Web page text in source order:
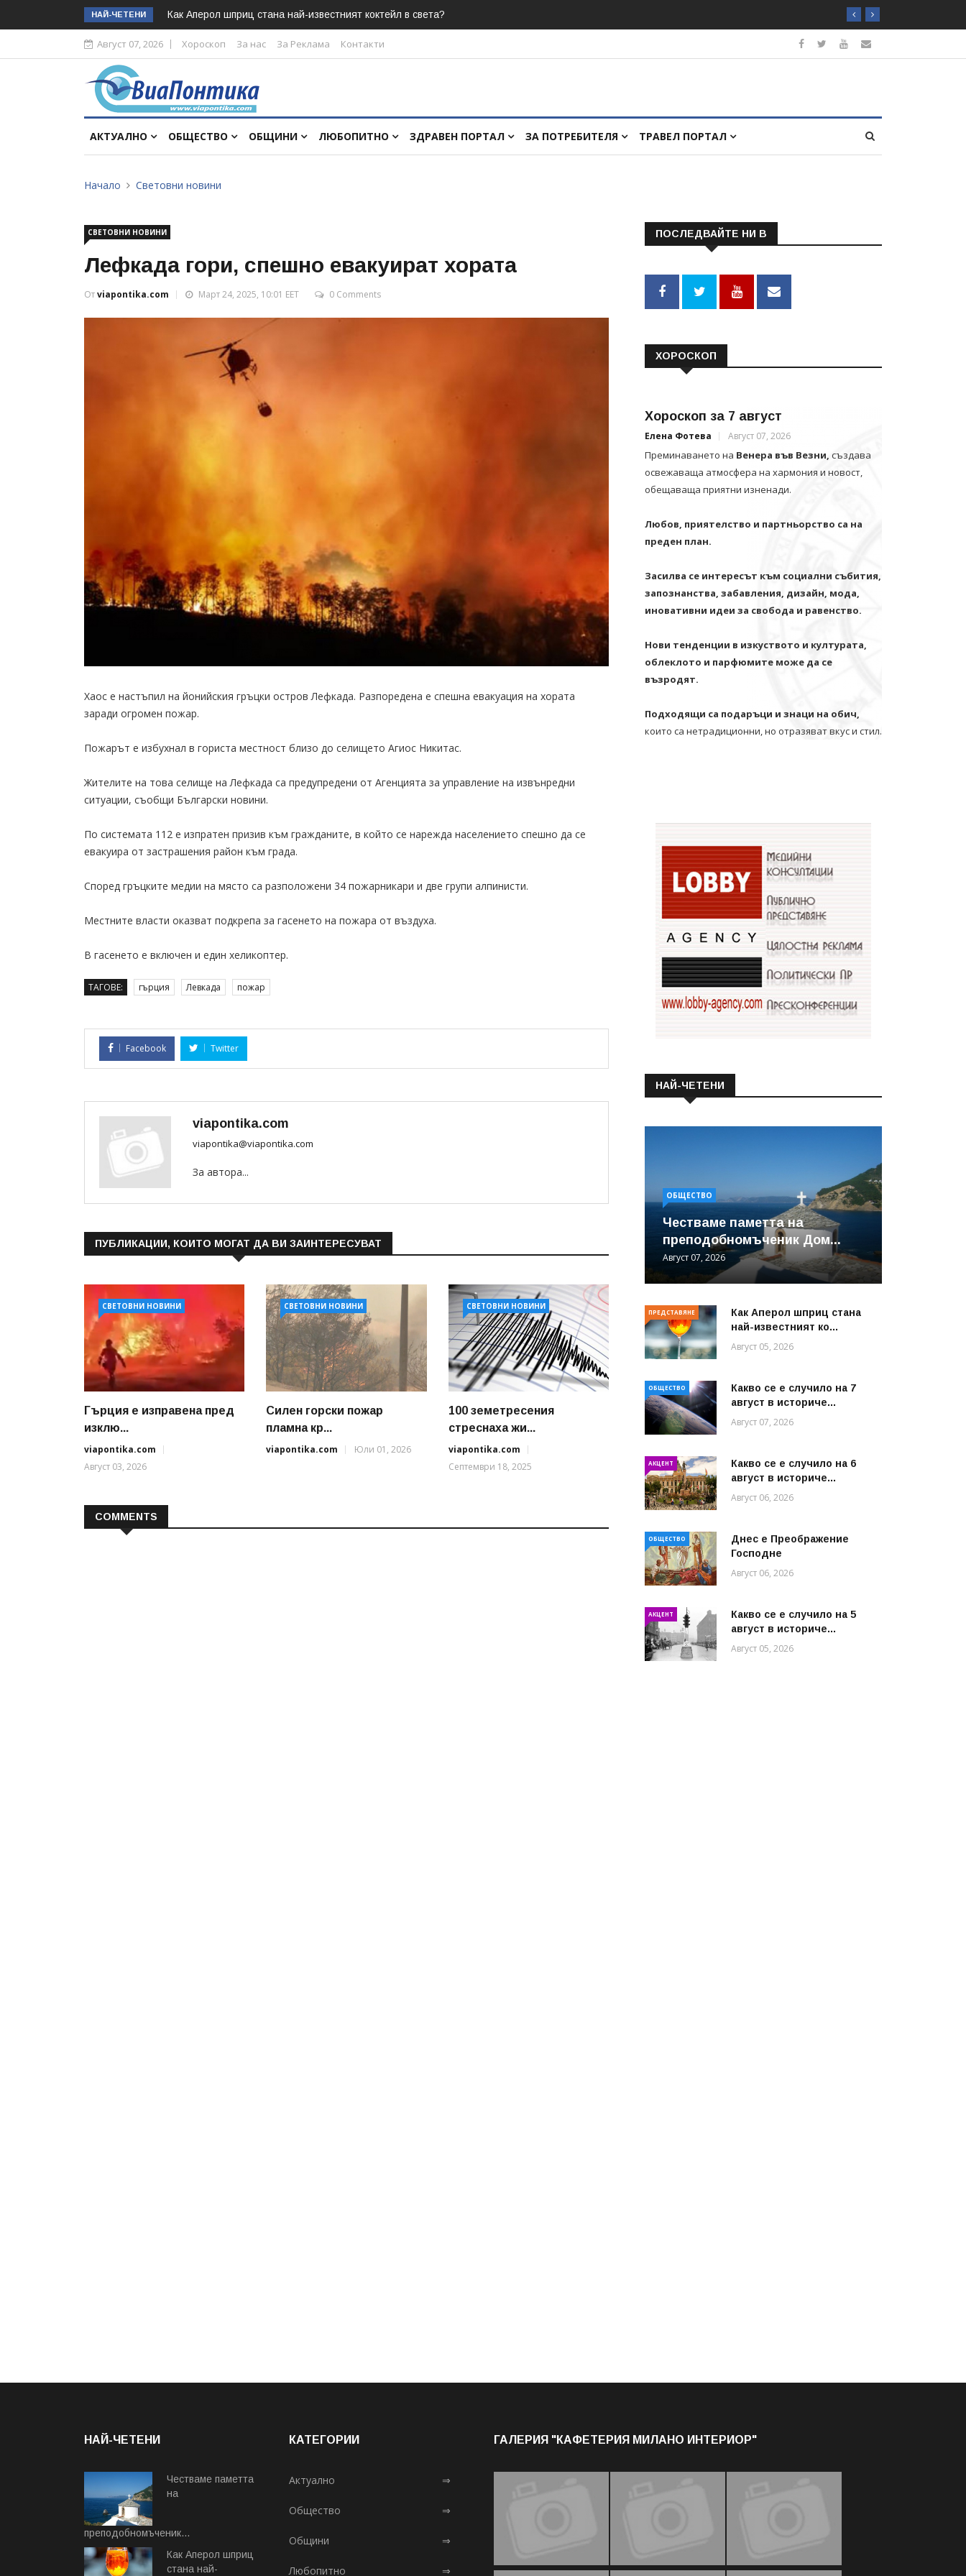
НАЙ-ЧЕТЕНИ Как Аперол шприц стана най-известният коктейл в света?
Август 07, 2026 Хороскоп За нас За Реклама Контакти
АКТУАЛНО ОБЩЕСТВО ОБЩИНИ ЛЮБОПИТНО ЗДРАВЕН ПОРТАЛ ЗА ПОТРЕБИТЕЛЯ ТРАВЕЛ ПОРТАЛ
Начало Световни новини
СВЕТОВНИ НОВИНИ
Лефкада гори, спешно евакуират хората
Отviapontika.com Март 24, 2025, 10:01 EET 0 Comments
Хаос е настъпил на йонийския гръцки остров Лефкада. Разпоредена е спешна евакуация на хората
заради огромен пожар.
Пожарът е избухнал в гориста местност близо до селището Агиос Никитас.
Жителите на това селище на Лефкада са предупредени от Агенцията за управление на извънредни
ситуации, съобщи Български новини.
По системата 112 е изпратен призив към гражданите, в който се нарежда населението спешно да се
евакуира от застрашения район към града.
Според гръцките медии на място са разположени 34 пожарникари и две групи алпинисти.
Местните власти оказват подкрепа за гасенето на пожара от въздуха.
В гасенето е включен и един хеликоптер.
ТАГОВЕ: гърция Левкада пожар
Facebook Twitter
viapontika.com
viapontika@viapontika.com
За автора...
ПУБЛИКАЦИИ, КОИТО МОГАТ ДА ВИ ЗАИНТЕРЕСУВАТ
СВЕТОВНИ НОВИНИ
Гърция е изправена пред
изклю...
viapontika.com
Август 03, 2026
СВЕТОВНИ НОВИНИ
Силен горски пожар
пламна кр...
viapontika.com
Юли 01, 2026
СВЕТОВНИ НОВИНИ
100 земетресения
стреснаха жи...
viapontika.com
Септември 18, 2025
COMMENTS
ПОСЛЕДВАЙТЕ НИ В
ХОРОСКОП
Хороскоп за 7 август
Елена Фотева Август 07, 2026
Преминаването на Венера във Везни, създава
освежаваща атмосфера на хармония и новост,
обещаваща приятни изненади.
Любов, приятелство и партньорство са на
преден план.
Засилва се интересът към социални събития,
запознанства, забавления, дизайн, мода,
иновативни идеи за свобода и равенство.
Нови тенденции в изкуството и културата,
облеклото и парфюмите може да се
възродят.
Подходящи са подаръци и знаци на обич,
които са нетрадиционни, но отразяват вкус и стил.
НАЙ-ЧЕТЕНИ
ОБЩЕСТВО
Честваме паметта на
преподобномъченик Дом...
Август 07, 2026
ПРЕДСТАВЯНЕ
Как Аперол шприц стана
най-известният ко...
Август 05, 2026
ОБЩЕСТВО
Какво се е случило на 7
август в историче...
Август 07, 2026
АКЦЕНТ
Какво се е случило на 6
август в историче...
Август 06, 2026
ОБЩЕСТВО
Днес е Преображение
Господне
Август 06, 2026
АКЦЕНТ
Какво се е случило на 5
август в историче...
Август 05, 2026
НАЙ-ЧЕТЕНИ
Честваме паметта
на
преподобномъченик...
Август 07, 2026
Как Аперол шприц
стана най-
КАТЕГОРИИ
Актуално ⇒
Общество ⇒
Общини ⇒
Любопитно ⇒
ГАЛЕРИЯ "КАФЕТЕРИЯ МИЛАНО ИНТЕРИОР"